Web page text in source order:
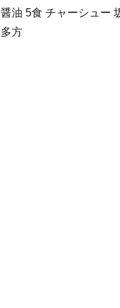
醤油 5食 チャーシュー
多方